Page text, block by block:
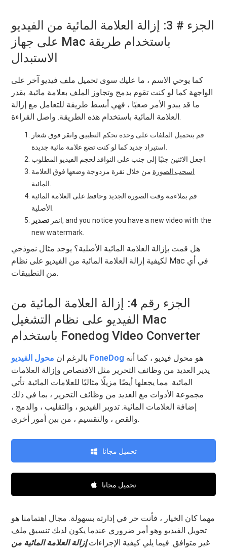
الجزء # 3: إزالة العلامة المائية من الفيديو
على جهاز Mac باستخدام طريقة
الاستبدال
كما يوحي الاسم ، ما عليك سوى تحميل ملف فيديو آخر على
الواجهة كما لو كنت تقوم بدمج وتجاوز الملف بعلامة مائية. بقدر
ما قد يبدو الأمر صعبًا ، فهي أبسط طريقة للتعامل مع إزالة
العلامة المائية باستخدام هذه الطريقة. واصل القراءة.
قم بتحميل الملفات على وحدة تحكم التطبيق وانقر فوق شعار
اسحب الصورة من خلال نقرة مزدوجة وضعها فوق العلامة
قم بملاءمة وقت الصورة الجديد وحافظ على العلامة المائية
انقر تصدير
, and you notice you have a new video with the
new watermark.
هل قمت بإزالة العلامة المائية الأصلية؟ يوجد مثال نموذجي
لكيفية إزالة العلامة المائية من الفيديو على نظام Mac في أي
من التطبيقات.
الجزء رقم 4: إزالة العلامة المائية من
الفيديو على نظام التشغيل Mac
باستخدام Fonedog Video Converter
بالرغم ان محول الفيديو FoneDog
يدير العديد من وظائف التحرير مثل الاقتصاص وإزالة العلامات
المائية. مما يجعلها أيضًا مزيلًا مثاليًا للعلامات المائية. تأتي
مجموعة الأدوات مع العديد من وظائف التحرير ، بما في ذلك
إضافة العلامات المائية. تدوير الفيديو ، والتقليب ، والدمج ،
والقص ، والتقسيم ، من بين أمور أخرى.
تحميل مجانا
تحميل مجانا
مهما كان الخيار ، فأنت حر في إدارته بسهولة. مجال اهتمامنا هو
تحويل الفيديو وهو أمر ضروري عندما يكون لديك تنسيق ملف
غير متوافق. فيما يلي كيفية الإجراءاتإزالة العلامة المائية من